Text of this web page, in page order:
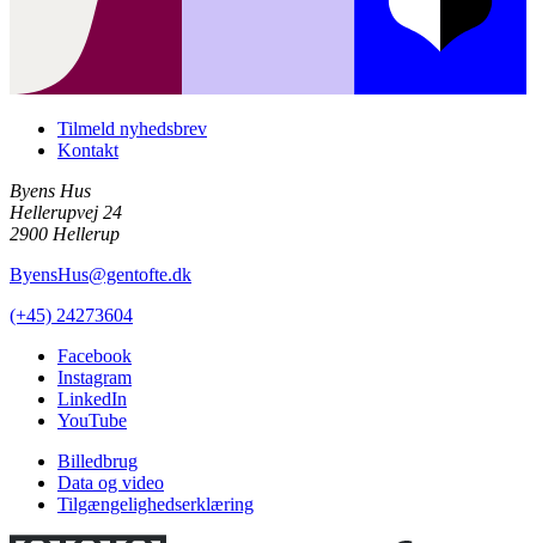
Tilmeld nyhedsbrev
Kontakt
Byens Hus
Hellerupvej 24
2900 Hellerup
ByensHus@gentofte.dk
(+45) 24273604
Facebook
Instagram
LinkedIn
YouTube
Billedbrug
Data og video
Tilgængelighedserklæring